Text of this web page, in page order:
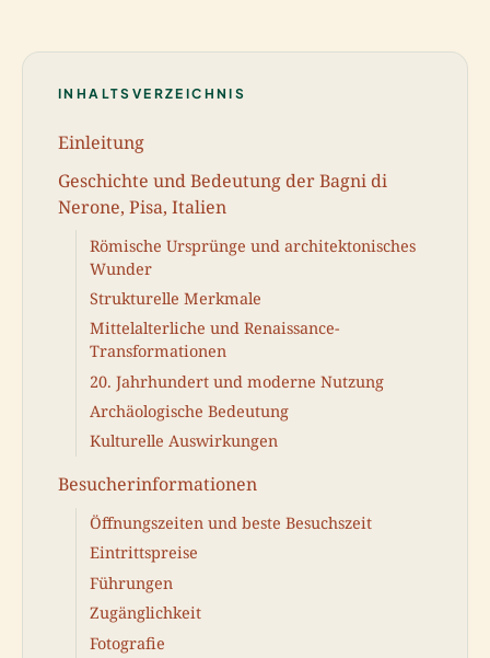
INHALTSVERZEICHNIS
Einleitung
Geschichte und Bedeutung der Bagni di
Nerone, Pisa, Italien
Römische Ursprünge und architektonisches
Wunder
Strukturelle Merkmale
Mittelalterliche und Renaissance-
Transformationen
20. Jahrhundert und moderne Nutzung
Archäologische Bedeutung
Kulturelle Auswirkungen
Besucherinformationen
Öffnungszeiten und beste Besuchszeit
Eintrittspreise
Führungen
Zugänglichkeit
Fotografie